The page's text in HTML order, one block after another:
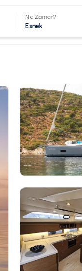
Ne Zaman?
Esnek